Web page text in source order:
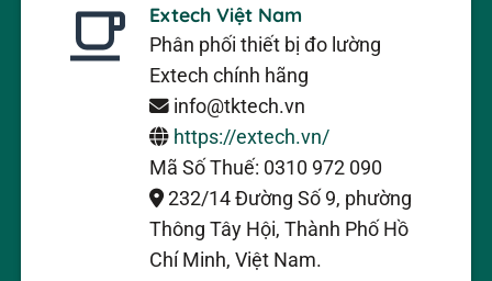
Extech Việt Nam
Phân phối thiết bị đo lường
Extech chính hãng
info@tktech.vn
https://extech.vn/
Mã Số Thuế: 0310 972 090
232/14 Đường Số 9, phường
Thông Tây Hội, Thành Phố Hồ
Chí Minh, Việt Nam.